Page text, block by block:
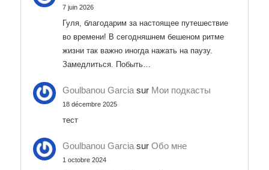
7 juin 2026
Гуля, благодарим за настоящее путешествие
во времени! В сегодняшнем бешеном ритме
жизни так важно иногда нажать на паузу.
Замедлиться. Побыть…
Goulbanou Garcia sur Мои подкасты
18 décembre 2025
тест
Goulbanou Garcia surОбо мне
1 octobre 2024